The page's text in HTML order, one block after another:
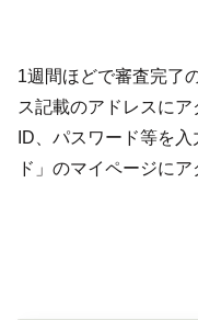
1週間ほどで審査完了
ス記載のアドレスに
ID、パスワード等を
ド」のマイページにア